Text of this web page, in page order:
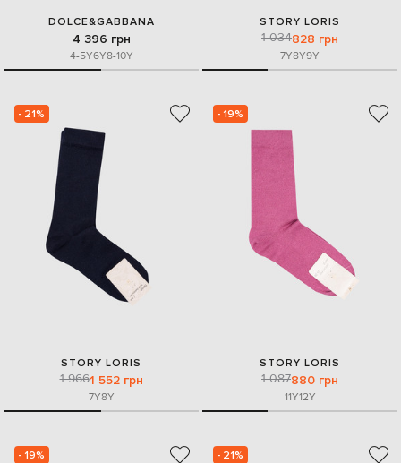
DOLCE&GABBANA
4 396 грн
4-5Y6Y8-10Y
STORY LORIS
1 034828 грн
7Y8Y9Y
- 21%
STORY LORIS
1 9661 552 грн
7Y8Y
- 19%
STORY LORIS
1 087880 грн
11Y12Y
- 19% - 21%